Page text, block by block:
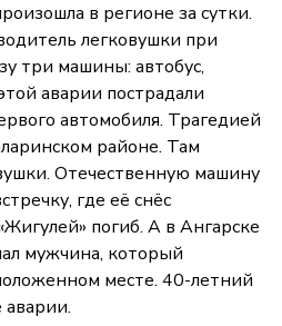
в регионе за сутки.
легковушки при
три машины: автобус,
аварии пострадали
автомобиля. Трагедией
районе. Там
Отечественную машину
где её снёс
погиб. А в Ангарске
мужчина, который
месте. 40-летний